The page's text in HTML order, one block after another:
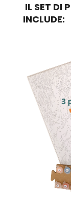
IL SET DI
INCLUDE: